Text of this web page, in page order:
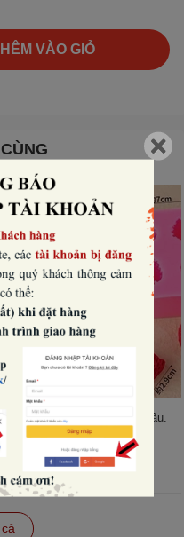
VÀO GIỎ
Khuôn silicon- 4 quả dâu.
36.480₫
38.000₫